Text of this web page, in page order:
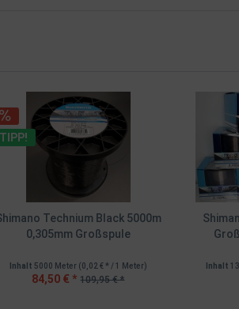
TIPP!
Technium Black 5000m
0,305mm Großspule
Inhalt 5000 Meter (0,02 € * / 1 Meter)
84,50 € * 109,95 € *
Inhalt